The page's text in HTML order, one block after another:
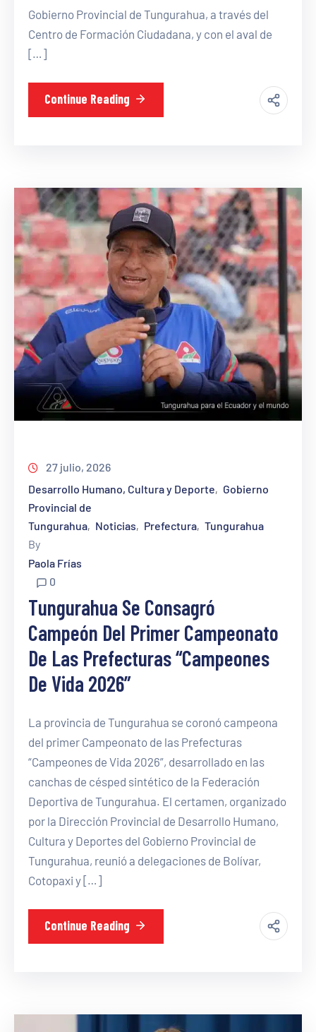
Gobierno Provincial de Tungurahua, a través del
Centro de Formación Ciudadana, y con el aval de
[…]
Continue Reading
27 julio, 2026
Desarrollo Humano, Cultura y Deporte‚ Gobierno
Provincial de
Tungurahua‚ Noticias‚ Prefectura‚ Tungurahua
By
Paola Frías
0
Tungurahua Se Consagró
Campeón Del Primer Campeonato
De Las Prefecturas “Campeones
De Vida 2026”
La provincia de Tungurahua se coronó campeona
del primer Campeonato de las Prefecturas
“Campeones de Vida 2026”, desarrollado en las
canchas de césped sintético de la Federación
Deportiva de Tungurahua. El certamen, organizado
por la Dirección Provincial de Desarrollo Humano,
Cultura y Deportes del Gobierno Provincial de
Tungurahua, reunió a delegaciones de Bolívar,
Cotopaxi y […]
Continue Reading